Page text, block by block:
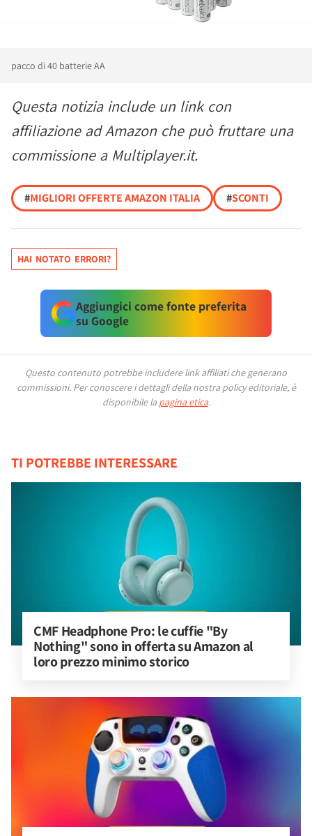
pacco di 40 batterie AA
Questa notizia include un link con
affiliazione ad Amazon che può fruttare una
commissione a Multiplayer.it.
#MIGLIORI OFFERTE AMAZON ITALIA #SCONTI
HAI NOTATO ERRORI?
Aggiungici come fonte preferita
su Google
Questo contenuto potrebbe includere link affiliati che generano
commissioni. Per conoscere i dettagli della nostra policy editoriale, è
disponibile la pagina etica.
TI POTREBBE INTERESSARE
CMF Headphone Pro: le cuffie "By
Nothing" sono in offerta su Amazon al
loro prezzo minimo storico